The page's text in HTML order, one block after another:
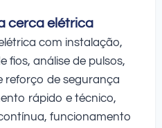
cerca elétrica
com instalação,
fios, análise de pulsos,
reforço de segurança
rápido e técnico,
funcionamento